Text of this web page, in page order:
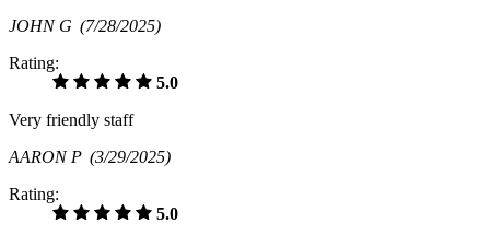
JOHN G (7/28/2025)
Rating:
5.0
Very friendly staff
AARON P (3/29/2025)
Rating:
5.0